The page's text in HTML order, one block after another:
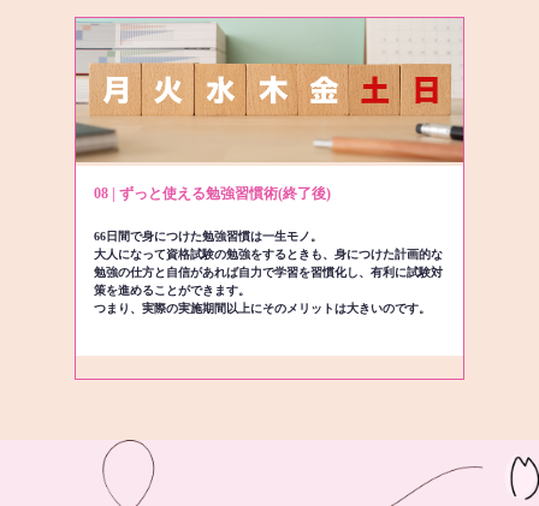
08 | ずっと使える勉強習慣術(終了後)
66日間で身につけた勉強習慣は一生モノ。
大人になって資格試験の勉強をするときも、身につけた計画的な
勉強の仕方と自信があれば自力で学習を習慣化し、有利に試験対
策を進めることができます。
つまり、実際の実施期間以上にそのメリットは大きいのです。